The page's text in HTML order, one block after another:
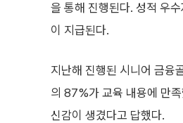
을 통해 진행된다. 성적 우
이 지급된다.
지난해 진행된 시니어 금융
의 87%가 교육 내용에 만
신감이 생겼다고 답했다.